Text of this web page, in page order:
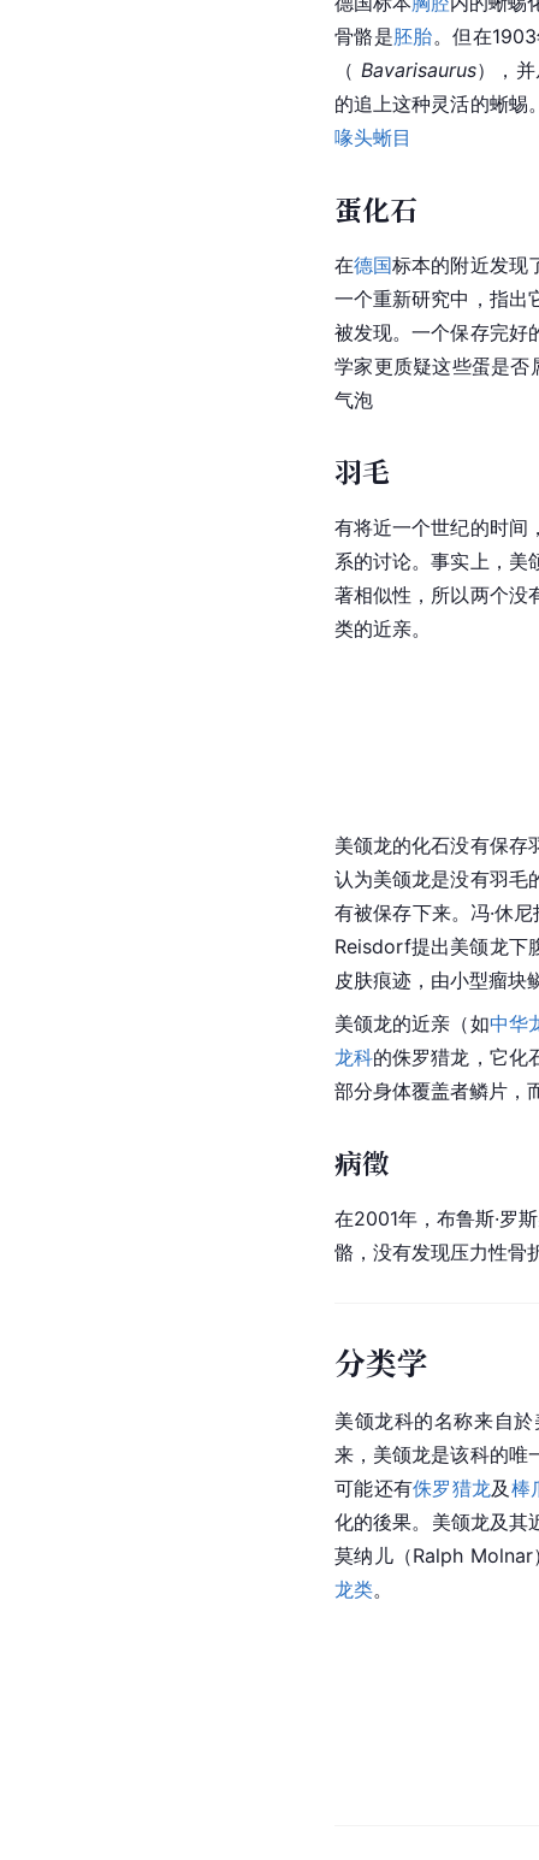
骨骼是胚胎。但在
（ Bavarisaurus），
的追上这种灵活的蜥蜴
喙头蜥目
蛋化石
在德国标本的附近发现
一个重新研究中，指出
被发现。一个保存完好
学家更质疑这些蛋是
气泡
羽毛
有将近一个世纪的时间
系的讨论。事实上，美
著相似性，所以两个没
类的近亲。
美颌龙的化石没有保存
认为美颌龙是没有羽毛
有被保存下来。冯·休
Reisdorf提出美颌龙下
皮肤痕迹，由小型瘤块
美颌龙的近亲 （如中华
龙科的侏罗猎龙，它化
部分身体覆盖者鳞片，
病徵
在2001年，布鲁斯·罗
骼，没有发现压力性骨
分类学
美颌龙科的名称来自
来，美颌龙是该科的唯
可能还有侏罗猎龙及 棒
化的後果。美颌龙及其
莫纳儿（Ralph Molnar
龙类。